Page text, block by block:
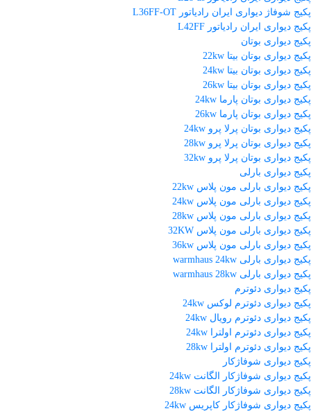
پکیج شوفاژ دیواری ایران رادیاتور L36FF-OT
پکیج دیواری ایران رادیاتور L42FF
پکیج دیواری بوتان
پکیج دیواری بوتان بیتا 22kw
پکیج دیواری بوتان بیتا 24kw
پکیج دیواری بوتان بیتا 26kw
پکیج دیواری بوتان پارما 24kw
پکیج دیواری بوتان پارما 26kw
پکیج دیواری بوتان پرلا پرو 24kw
پکیج دیواری بوتان پرلا پرو 28kw
پکیج دیواری بوتان پرلا پرو 32kw
پکیج دیواری بارلی
پکیج دیواری بارلی مون پلاس 22kw
پکیج دیواری بارلی مون پلاس 24kw
پکیج دیواری بارلی مون پلاس 28kw
پکیج دیواری بارلی مون پلاس 32KW
پکیج دیواری بارلی مون پلاس 36kw
پکیج دیواری بارلی warmhaus 24kw
پکیج دیواری بارلی warmhaus 28kw
پکیج دیواری دئوترم
پکیج دیواری دئوترم لوکس 24kw
پکیج دیواری دئوترم رویال 24kw
پکیج دیواری دئوترم اولترا 24kw
پکیج دیواری دئوترم اولترا 28kw
پکیج دیواری شوفاژکار
پکیج دیواری شوفاژکار الگانت 24kw
پکیج دیواری شوفاژکار الگانت 28kw
پکیج دیواری شوفاژکار کاپریس 24kw